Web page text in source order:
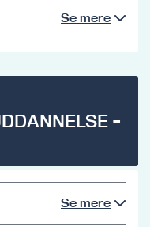
Se mere
-
Se mere